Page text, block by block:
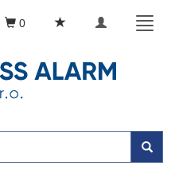
Toggle
0